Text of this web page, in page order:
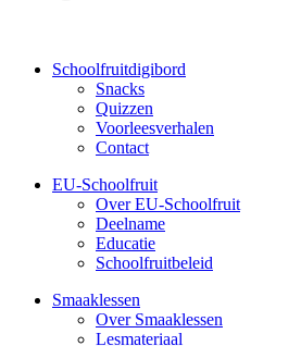
Schoolfruitdigibord
Snacks
Quizzen
Voorleesverhalen
Contact
EU-Schoolfruit
Over EU-Schoolfruit
Deelname
Educatie
Schoolfruitbeleid
Smaaklessen
Over Smaaklessen
Lesmateriaal